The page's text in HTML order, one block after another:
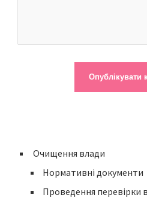
Очищення влади
Нормативні документи
Проведення перевірки